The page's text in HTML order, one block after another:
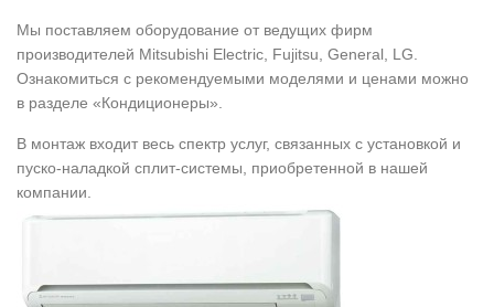
Мы поставляем оборудование от ведущих фирм
производителей Mitsubishi Electric, Fujitsu, General, LG.
Ознакомиться с рекомендуемыми моделями и ценами можно
в разделе «Кондиционеры»
В монтаж входит весь спектр услуг, связанных с установкой и
пуско-наладкой сплит-системы, приобретенной в нашей
компании.